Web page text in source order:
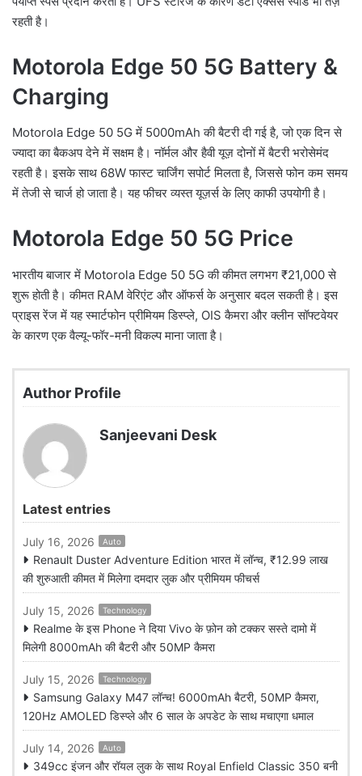
रहती है।
Motorola Edge 50 5G Battery &
Charging
Motorola Edge 50 5G में 5000mAh की बैटरी दी गई है, जो एक दिन से
ज्यादा का बैकअप देने में सक्षम है। नॉर्मल और हैवी यूज़ दोनों में बैटरी भरोसेमंद
रहती है। इसके साथ 68W फास्ट चार्जिंग सपोर्ट मिलता है, जिससे फोन कम समय
में तेजी से चार्ज हो जाता है। यह फीचर व्यस्त यूज़र्स के लिए काफी उपयोगी है।
Motorola Edge 50 5G Price
भारतीय बाजार में Motorola Edge 50 5G की कीमत लगभग ₹21,000 से
शुरू होती है। कीमत RAM वेरिएंट और ऑफर्स के अनुसार बदल सकती है। इस
प्राइस रेंज में यह स्मार्टफोन प्रीमियम डिस्प्ले, OIS कैमरा और क्लीन सॉफ्टवेयर
के कारण एक वैल्यू-फॉर-मनी विकल्प माना जाता है।
Author Profile
Sanjeevani Desk
Latest entries
July 16, 2026 Auto
Renault Duster Adventure Edition भारत में लॉन्च, ₹12.99 लाख
की शुरुआती कीमत में मिलेगा दमदार लुक और प्रीमियम फीचर्स
July 15, 2026 Technology
Realme के इस Phone ने दिया Vivo के फ़ोन को टक्कर सस्ते दामो में
मिलेगी 8000mAh की बैटरी और 50MP कैमरा
July 15, 2026 Technology
Samsung Galaxy M47 लॉन्च! 6000mAh बैटरी, 50MP कैमरा,
120Hz AMOLED डिस्प्ले और 6 साल के अपडेट के साथ मचाएगा धमाल
July 14, 2026 Auto
349cc इंजन और रॉयल लुक के साथ Royal Enfield Classic 350 बनी